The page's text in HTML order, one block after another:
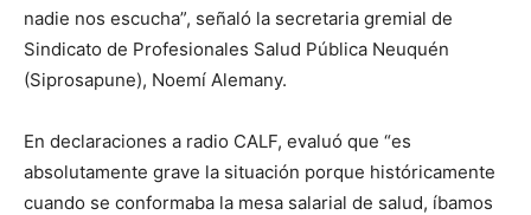
nadie nos escucha”, señaló la secretaria gremial de
Sindicato de Profesionales Salud Pública Neuquén
(Siprosapune), Noemí Alemany.
En declaraciones a radio CALF, evaluó que “es
absolutamente grave la situación porque históricamente
cuando se conformaba la mesa salarial de salud, íbamos